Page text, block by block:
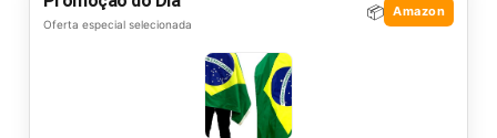
Oferta especial selecionada
📦 Amazon